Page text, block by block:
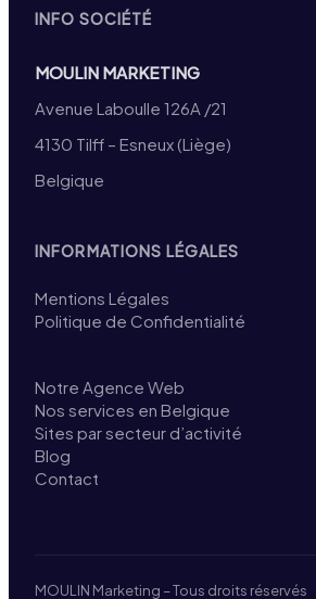
INFO SOCIÉTÉ
MOULIN MARKETING
Avenue Laboulle 126A /21
4130 Tilff – Esneux (Liège)
Belgique
INFORMATIONS LÉGALES
Mentions Légales
Politique de Confidentialité
Notre Agence Web
Nos services en Belgique
Sites par secteur d’activité
Blog
Contact
MOULIN Marketing – Tous droits réservés